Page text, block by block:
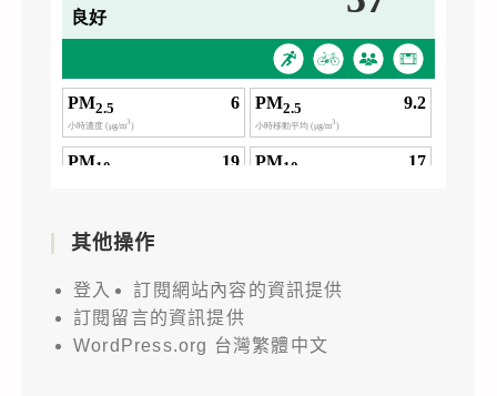
其他操作
登入
訂閱網站內容的資訊提供
訂閱留言的資訊提供
WordPress.org 台灣繁體中文